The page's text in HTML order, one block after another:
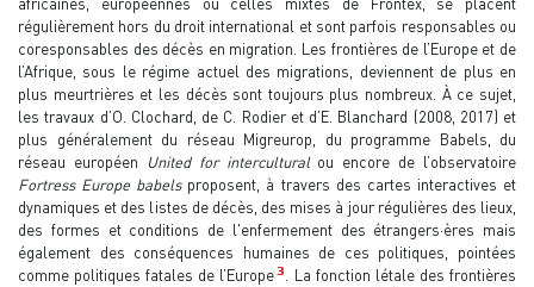
régulièrement hors du droit international et sont parfois responsables ou
coresponsables des décès en migration. Les frontières de l’Europe et de
l’Afrique, sous le régime actuel des migrations, deviennent de plus en
plus meurtrières et les décès sont toujours plus nombreux. À ce sujet,
les travaux d’O. Clochard, de C. Rodier et d’E. Blanchard (2008, 2017) et
plus généralement du réseau Migreurop, du programme Babels, du
réseau européen United for interculturalou encore de l’observatoire
Fortress Europe babelsproposent, à travers des cartes interactives et
dynamiques et des listes de décès, des mises à jour régulières des lieux,
des formes et conditions de l'enfermement des étrangers·ères mais
également des conséquences humaines de ces politiques, pointées
comme politiques fatales de l’Europe 3
. La fonction létale des frontières